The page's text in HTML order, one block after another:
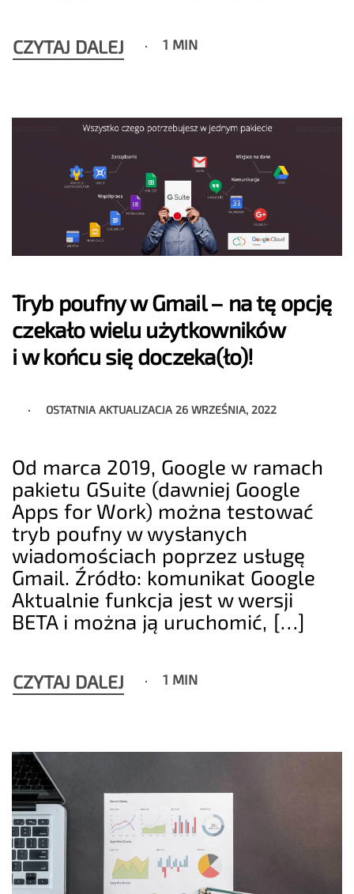
CZYTAJ DALEJ 1 MIN
Tryb poufny w Gmail – na tę opcję
czekało wielu użytkowników
i w końcu się doczeka(ło)!
OSTATNIA AKTUALIZACJA 26 WRZEŚNIA, 2022
Od marca 2019, Google w ramach
pakietu GSuite (dawniej Google
Apps for Work) można testować
tryb poufny w wysłanych
wiadomościach poprzez usługę
Gmail. Źródło: komunikat Google
Aktualnie funkcja jest w wersji
BETA i można ją uruchomić, […]
CZYTAJ DALEJ 1 MIN